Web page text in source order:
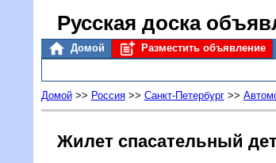
Русская доска
Домой Разместить объявление
Домой>> Россия>> Санкт-Петербург>>
Жилет спасательный